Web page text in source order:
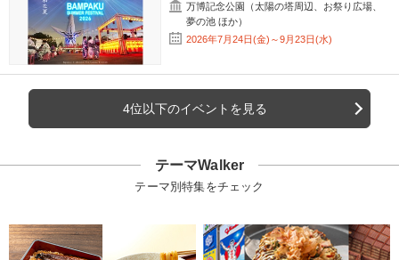
万博記念公園（太陽の塔周辺、お祭り広場、
夢の池 ほか）
2026年7月24日(金)～9月23日(水)
4位以下のイベントを見る
テーマWalker
テーマ別特集をチェック